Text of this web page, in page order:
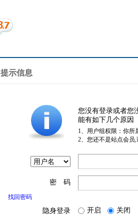
提示信息
您没有登录或者您
能有如下几个原因
1、用户组权限：你所
2、您还不是站点会员
密 码
找回密码
隐身登录 开启 关闭